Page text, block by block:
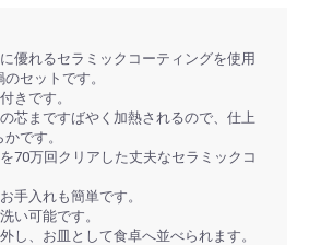
優れるセラミックコーティングを使用
セットです。
きです。
芯まですばやく加熱されるので、仕上
です。
70万回クリアした丈夫なセラミックコ
手入れも簡単です。
い可能です。
し、お皿として食卓へ並べられます。